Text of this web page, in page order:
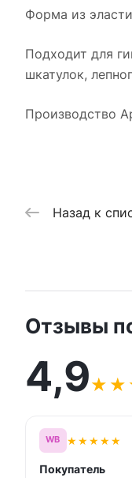
Форма из
Подходит для
шкатулок,
Производство
Назад к
Отзывы
4,9★ ★
WB ★★★★★
Покупатель